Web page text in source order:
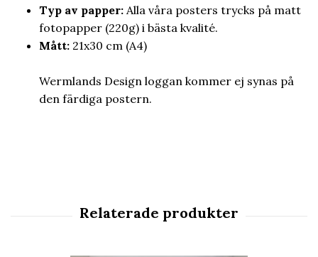
Typ av papper: Alla våra posters trycks på matt
fotopapper (220g) i bästa kvalité.
Mått: 21x30 cm (A4)
Wermlands Design loggan kommer ej synas på
den färdiga postern.